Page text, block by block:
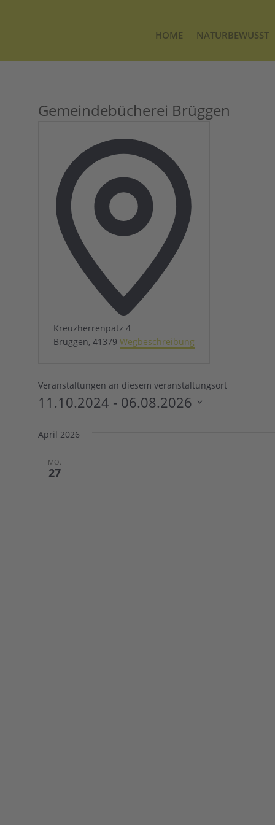
HOME NATURBEWUSST
Gemeindebücherei Brüggen
Kreuzherrenpatz 4
Brüggen, 41379 Wegbeschreibung
Veranstaltungen an diesem veranstaltungsort
11.10.2024 - 06.08.2026
wählen.
April 2026
MO.
27